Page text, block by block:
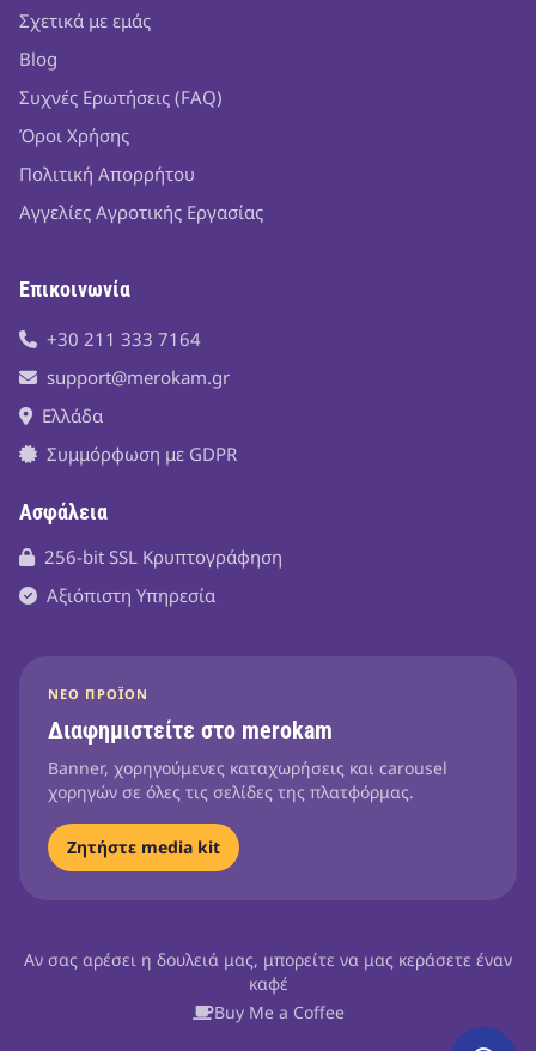
Σχετικά με εμάς
Blog
Συχνές Ερωτήσεις (FAQ)
Όροι Χρήσης
Πολιτική Απορρήτου
Αγγελίες Αγροτικής Εργασίας
Επικοινωνία
+30 211 333 7164
support@merokam.gr
Ελλάδα
Συμμόρφωση με GDPR
Ασφάλεια
256-bit SSL Κρυπτογράφηση
Αξιόπιστη Υπηρεσία
ΝΈΟ ΠΡΟΪΌΝ
Διαφημιστείτε στο merokam
Banner, χορηγούμενες καταχωρήσεις και carousel
χορηγών σε όλες τις σελίδες της πλατφόρμας.
Ζητήστε media kit
Αν σας αρέσει η δουλειά μας, μπορείτε να μας κεράσετε έναν
καφέ
Buy Me a Coffee